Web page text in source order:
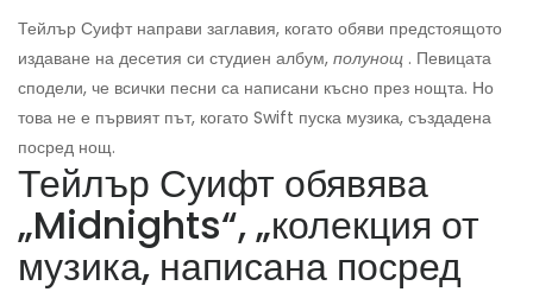
Тейлър Суифт направи заглавия, когато обяви предстоящото
издаване на десетия си студиен албум, полунощ . Певицата
сподели, че всички песни са написани късно през нощта. Но
това не е първият път, когато Swift пуска музика, създадена
посред нощ.
Тейлър Суифт обявява
„Midnights“, „колекция от
музика, написана посред